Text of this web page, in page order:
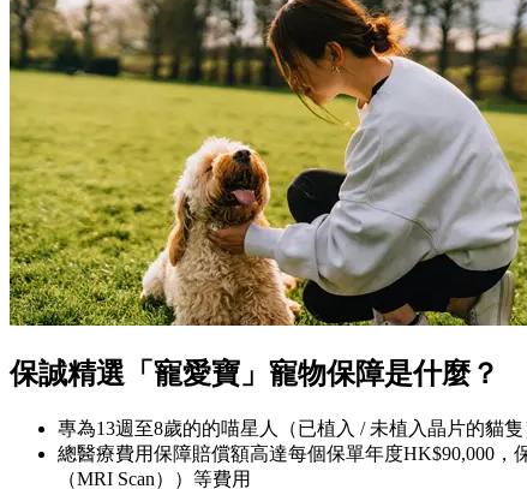
保誠精選「寵愛寶」寵物保障是什麼？
專為13週至8歲的的喵星人（已植入 / 未植入晶片的貓
總醫療費用保障賠償額高達每個保單年度HK$90,000
（MRI Scan））等費用